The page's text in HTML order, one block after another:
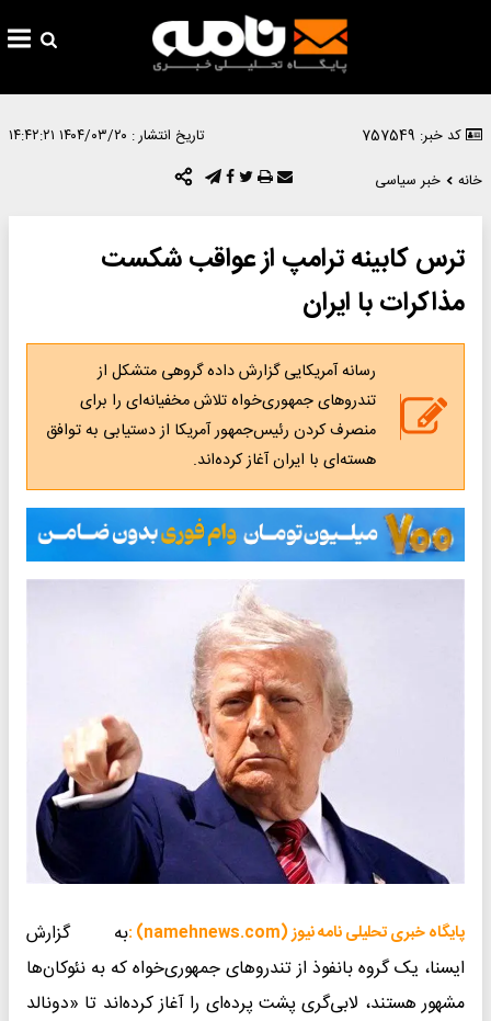
کد خبر: 757549 تاریخ انتشار : ۱۴۰۴/۰۳/۲۰ ۱۴:۴۲:۲۱
خانه
خبر سیاسی
ترس کابینه ترامپ از عواقب شکست
مذاکرات با ایران
​رسانه آمریکایی گزارش داده گروهی متشکل از
تندروهای جمهوری‌خواه تلاش مخفیانه‌ای را برای
منصرف کردن رئیس‌جمهور آمریکا از دستیابی به توافق
هسته‌ای با ایران آغاز کرده‌اند.
پایگاه خبری تحلیلی نامه نیوز (namehnews.com) :
به گزارش
ایسنا، یک گروه بانفوذ از تندروهای جمهوری‌خواه که به نئوکان‌ها
مشهور هستند، لابی‌گری پشت پرده‌ای را آغاز کرده‌اند تا «دونالد